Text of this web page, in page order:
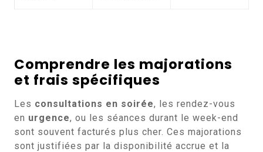
Comprendre les majorations
et frais spécifiques
Les consultations en soirée, les rendez-vous
en urgence, ou les séances durant le week-end
sont souvent facturés plus cher. Ces majorations
sont justifiées par la disponibilité accrue et la